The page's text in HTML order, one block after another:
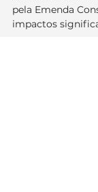
A reforma
pela Emenda